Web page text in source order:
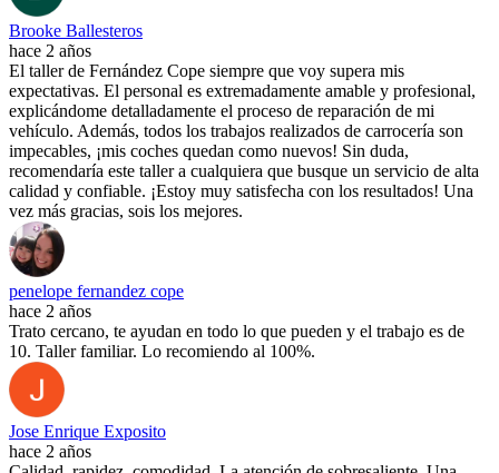
Brooke Ballesteros
hace 2 años
El taller de Fernández Cope siempre que voy supera mis
expectativas. El personal es extremadamente amable y profesional,
explicándome detalladamente el proceso de reparación de mi
vehículo. Además, todos los trabajos realizados de carrocería son
impecables, ¡mis coches quedan como nuevos! Sin duda,
recomendaría este taller a cualquiera que busque un servicio de alta
calidad y confiable. ¡Estoy muy satisfecha con los resultados! Una
vez más gracias, sois los mejores.
penelope fernandez cope
hace 2 años
Trato cercano, te ayudan en todo lo que pueden y el trabajo es de
10. Taller familiar. Lo recomiendo al 100%.
Jose Enrique Exposito
hace 2 años